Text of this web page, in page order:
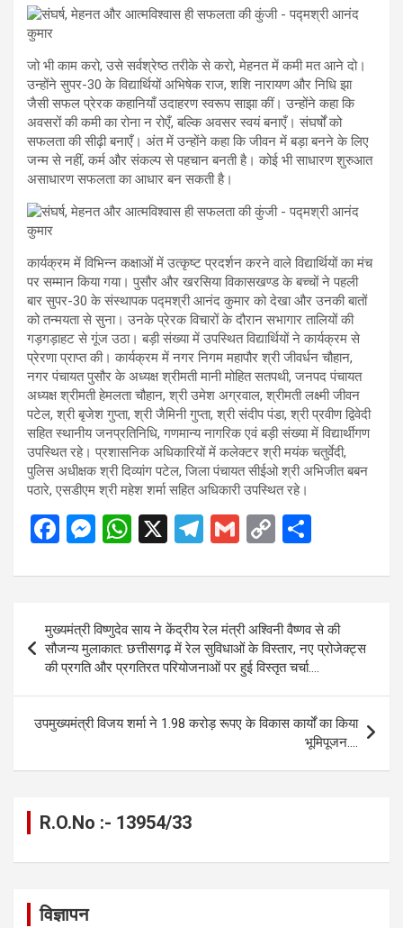
जो भी काम करो, उसे सर्वश्रेष्ठ तरीके से करो, मेहनत में कमी मत आने दो।
उन्होंने सुपर-30 के विद्यार्थियों अभिषेक राज, शशि नारायण और निधि झा
जैसी सफल प्रेरक कहानियाँ उदाहरण स्वरूप साझा कीं। उन्होंने कहा कि
अवसरों की कमी का रोना न रोएँ, बल्कि अवसर स्वयं बनाएँ। संघर्षों को
सफलता की सीढ़ी बनाएँ। अंत में उन्होंने कहा कि जीवन में बड़ा बनने के लिए
जन्म से नहीं, कर्म और संकल्प से पहचान बनती है। कोई भी साधारण शुरुआत
असाधारण सफलता का आधार बन सकती है।
कार्यक्रम में विभिन्न कक्षाओं में उत्कृष्ट प्रदर्शन करने वाले विद्यार्थियों का मंच
पर सम्मान किया गया। पुसौर और खरसिया विकासखण्ड के बच्चों ने पहली
बार सुपर-30 के संस्थापक पद्मश्री आनंद कुमार को देखा और उनकी बातों
को तन्मयता से सुना। उनके प्रेरक विचारों के दौरान सभागार तालियों की
गड़गड़ाहट से गूंज उठा। बड़ी संख्या में उपस्थित विद्यार्थियों ने कार्यक्रम से
प्रेरणा प्राप्त की। कार्यक्रम में नगर निगम महापौर श्री जीवर्धन चौहान,
नगर पंचायत पुसौर के अध्यक्ष श्रीमती मानी मोहित सतपथी, जनपद पंचायत
अध्यक्ष श्रीमती हेमलता चौहान, श्री उमेश अग्रवाल, श्रीमती लक्ष्मी जीवन
पटेल, श्री बृजेश गुप्ता, श्री जैमिनी गुप्ता, श्री संदीप पंडा, श्री प्रवीण द्विवेदी
सहित स्थानीय जनप्रतिनिधि, गणमान्य नागरिक एवं बड़ी संख्या में विद्यार्थीगण
उपस्थित रहे। प्रशासनिक अधिकारियों में कलेक्टर श्री मयंक चतुर्वेदी,
पुलिस अधीक्षक श्री दिव्यांग पटेल, जिला पंचायत सीईओ श्री अभिजीत बबन
पठारे, एसडीएम श्री महेश शर्मा सहित अधिकारी उपस्थित रहे।
F
ce
b
o
o
k
M
se
n
g
er
W
at
A
p
p
X
T
e
gr
a
m
G
ail
C
py
Li
n
k
ar
e
navigation
मुख्यमंत्री विष्णुदेव साय ने केंद्रीय रेल मंत्री अश्विनी वैष्णव से की
सौजन्य मुलाकात: छत्तीसगढ़ में रेल सुविधाओं के विस्तार, नए प्रोजेक्ट्स
की प्रगति और प्रगतिरत परियोजनाओं पर हुई विस्तृत चर्चा….
उपमुख्यमंत्री विजय शर्मा ने 1.98 करोड़ रूपए के विकास कार्यों का किया
भूमिपूजन….
R.O.No :- 13954/33
विज्ञापन